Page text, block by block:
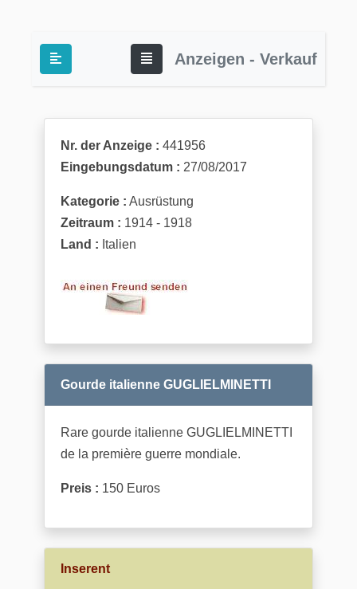
Anzeigen - Verkauf
Nr. der Anzeige : 441956
Eingebungsdatum : 27/08/2017
Kategorie : Ausrüstung
Zeitraum : 1914 - 1918
Land : Italien
Gourde italienne GUGLIELMINETTI
Rare gourde italienne GUGLIELMINETTI
de la première guerre mondiale.
Preis : 150 Euros
Inserent